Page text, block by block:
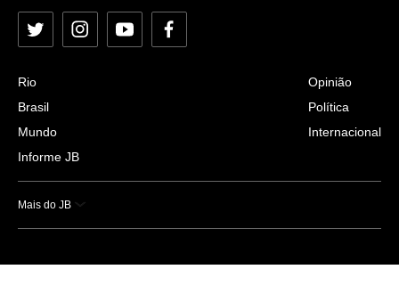
Twitter InstagramYouTubeFacebook
Rio
Brasil
Mundo
Informe JB
Opinião
Política
Internacional
Mais do JB
Esportes